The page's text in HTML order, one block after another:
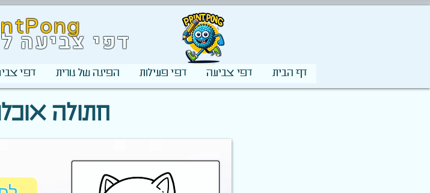
דפי צביעה
דף הבית דפי צביעה דפי פעילות הפינה של נורית דפי
חתולה